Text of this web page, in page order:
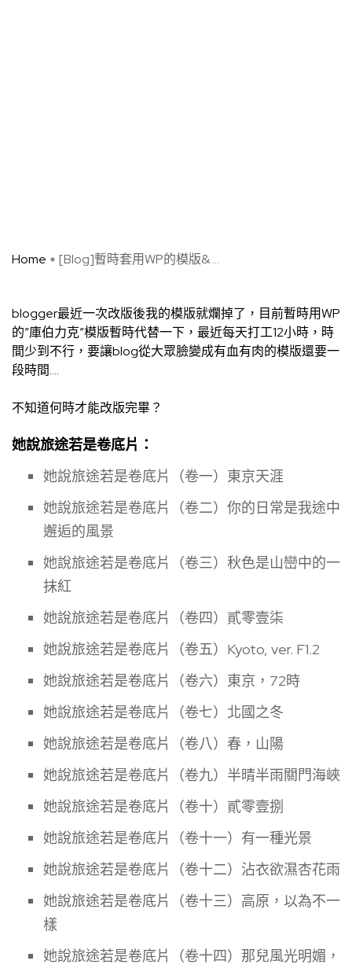
Home [Blog]暫時套用WP的模版& ...
blogger最近一次改版後我的模版就爛掉了，目前暫時用WP
的”庫伯力克”模版暫時代替一下，最近每天打工12小時，時
間少到不行，要讓blog從大眾臉變成有血有肉的模版還要一
段時間….
不知道何時才能改版完畢？
她說旅途若是卷底片：
她說旅途若是卷底片（卷一）東京天涯
她說旅途若是卷底片（卷二）你的日常是我途中
邂逅的風景
她說旅途若是卷底片（卷三）秋色是山巒中的一
抹紅
她說旅途若是卷底片（卷四）貳零壹柒
她說旅途若是卷底片（卷五）Kyoto, ver. F1.2
她說旅途若是卷底片（卷六）東京，72時
她說旅途若是卷底片（卷七）北國之冬
她說旅途若是卷底片（卷八）春，山陽
她說旅途若是卷底片（卷九）半晴半雨關門海峽
她說旅途若是卷底片（卷十）貳零壹捌
她說旅途若是卷底片（卷十一）有一種光景
她說旅途若是卷底片（卷十二）沾衣欲濕杏花雨
她說旅途若是卷底片（卷十三）高原，以為不一
樣
她說旅途若是卷底片（卷十四）那兒風光明媚，